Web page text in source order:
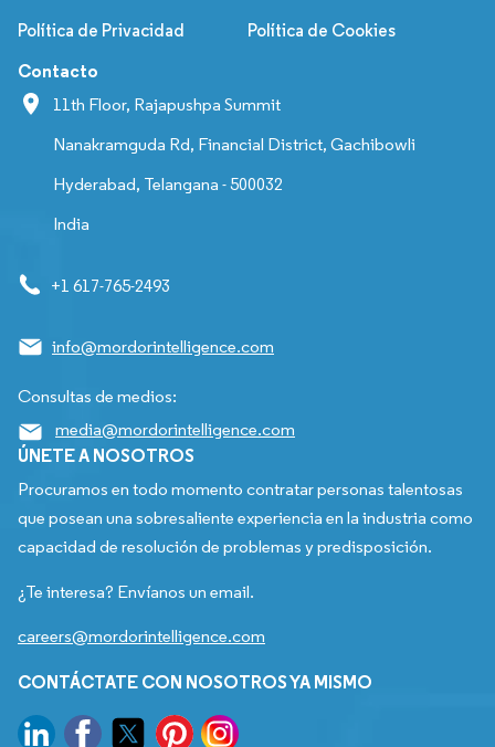
Política de Privacidad Política de Cookies
Contacto
11th Floor, Rajapushpa Summit
Nanakramguda Rd, Financial District, Gachibowli
Hyderabad, Telangana - 500032
India
+1 617-765-2493
info@mordorintelligence.com
Consultas de medios:
media@mordorintelligence.com
ÚNETE A NOSOTROS
Procuramos en todo momento contratar personas talentosas
que posean una sobresaliente experiencia en la industria como
capacidad de resolución de problemas y predisposición.
¿Te interesa? Envíanos un email.
careers@mordorintelligence.com
CONTÁCTATE CON NOSOTROS YA MISMO